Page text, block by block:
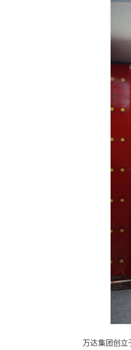
万达集团创立